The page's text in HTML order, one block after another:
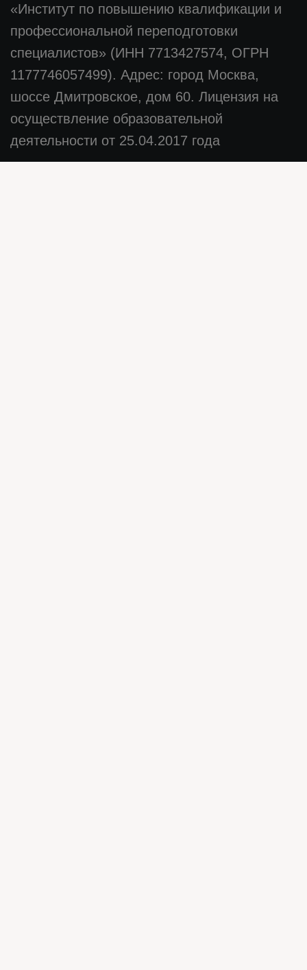
«Институт по повышению квалификации и
профессиональной переподготовки
специалистов» (ИНН 7713427574, ОГРН
1177746057499). Адрес: город Москва,
шоссе Дмитровское, дом 60. Лицензия на
осуществление образовательной
деятельности от 25.04.2017 года